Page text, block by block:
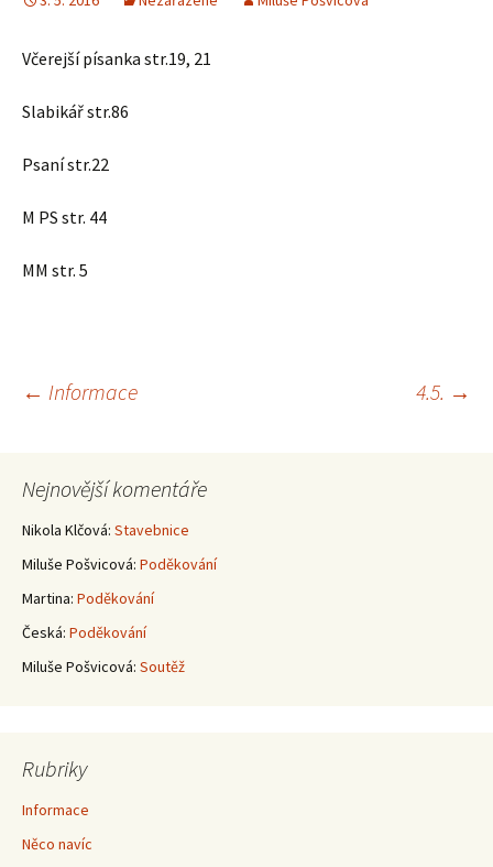
Včerejší písanka str.19, 21
Slabikář str.86
Psaní str.22
M PS str. 44
MM str. 5
Navigace
pro
příspěvky
← Informace 4.5. →
Nejnovější komentáře
Nikola Klčová: Stavebnice
Miluše Pošvicová: Poděkování
Martina: Poděkování
Česká: Poděkování
Miluše Pošvicová: Soutěž
Rubriky
Informace
Něco navíc